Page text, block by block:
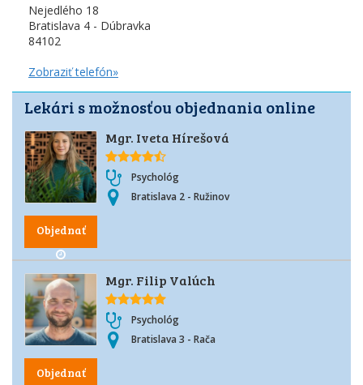
Nejedlého 18
Bratislava 4 - Dúbravka
84102
Zobraziť telefón»
Lekári s možnosťou objednania online
Objednať
Mgr. Iveta Hírešová
Psychológ
Bratislava 2 - Ružinov
Objednať
Mgr. Filip Valúch
Psychológ
Bratislava 3 - Rača